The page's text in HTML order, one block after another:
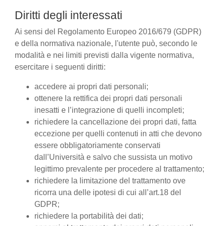
Diritti degli interessati
Ai sensi del Regolamento Europeo 2016/679 (GDPR)
e della normativa nazionale, l'utente può, secondo le
modalità e nei limiti previsti dalla vigente normativa,
esercitare i seguenti diritti:
accedere ai propri dati personali;
ottenere la rettifica dei propri dati personali
inesatti e l’integrazione di quelli incompleti;
richiedere la cancellazione dei propri dati, fatta
eccezione per quelli contenuti in atti che devono
essere obbligatoriamente conservati
dall’Università e salvo che sussista un motivo
legittimo prevalente per procedere al trattamento;
richiedere la limitazione del trattamento ove
ricorra una delle ipotesi di cui all’art.18 del
GDPR;
richiedere la portabilità dei dati;